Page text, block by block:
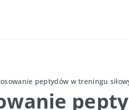
peptydów w treningu